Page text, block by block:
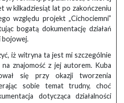
w kilkadziesiąt lat po zakończeniu
względu projekt „Cichociemni”
bogatą dokumentację działań
bojowej.
iż witryna ta jest mi szczególnie
znajomość z jej autorem. Kuba
się przy okazji tworzenia
sobie temat trudny, choć
dotycząca działalności